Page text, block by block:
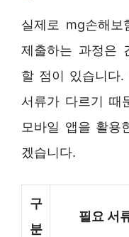
실제로 mg손해보
제출하는 과정은
할 점이 있습니다
서류가 다르기 때
모바일 앱을 활용
겠습니다.
구
분
필요 서